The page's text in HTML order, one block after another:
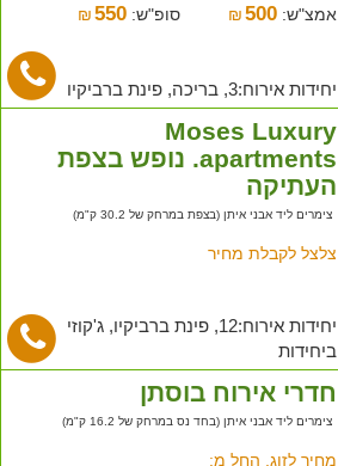
אמצ"ש:
₪500 סופ"ש: ₪ 550
יחידות אירוח:3, בריכה, פינת ברביקיו
Moses Luxury
apartments. נופש בצפת
העתיקה
צימרים ליד אבני איתן (בצפת במרחק של 30.2 ק"מ)
צלצל לקבלת מחיר
יחידות אירוח:12, פינת ברביקיו, ג'קוזי
ביחידות
חדרי אירוח בוסתן
צימרים ליד אבני איתן (בחד נס במרחק של 16.2 ק"מ)
מחיר לזוג, החל מ: